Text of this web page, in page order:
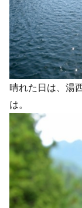
晴れた日は、湯
は。